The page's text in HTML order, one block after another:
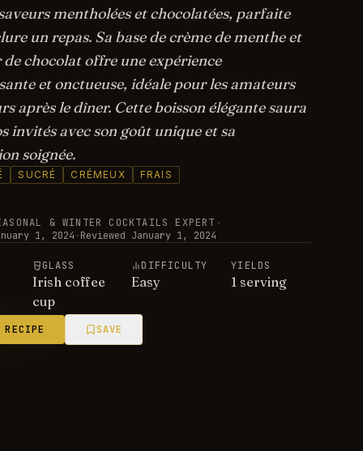
mentholées et chocolatées, parfaite
un repas. Sa base de crème de menthe et
chocolat offre une expérience
et onctueuse, idéale pour les amateurs
après le dîner. Cette boisson élégante saura
invités avec son goût unique et sa
soignée.
SUCRÉ CRÉMEUX FRAIS
& WINTER COCKTAILS EXPERT ·
1, 2024 ·Reviewed January 1, 2024
GLASS
Irish coffee
cup
DIFFICULTY
Easy
YIELDS
1 serving
SAVE